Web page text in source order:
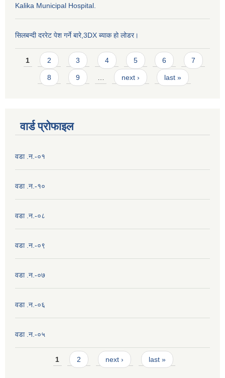
Kalika Municipal Hospital.
सिलबन्दी दररेट पेश गर्ने बारे,3DX ब्याक हो लोडर।
Pages
1 2 3 4 5 6 7
8 9 next › last »
वार्ड प्राेफाइल
वडा .न.-०१
वडा .न.-१०
वडा .न.-०८
वडा .न.-०९
वडा .न.-०७
वडा .न.-०६
वडा .न.-०५
Pages1 2 next › last »